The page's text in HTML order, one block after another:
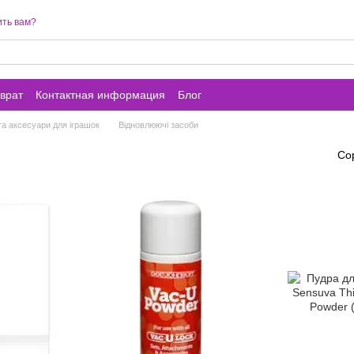
вам?
Контактная информация Блог
аксесуари для іграшок Відновлюючі засоби